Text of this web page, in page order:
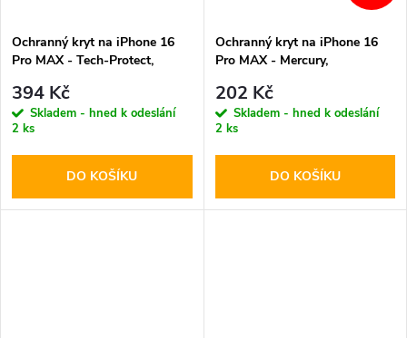
Ochranný kryt na iPhone 16
Pro MAX - Tech-Protect,
394 Kč
Skladem - hned k odeslání
2 ks
DO KOŠÍKU
Ochranný kryt na iPhone 16
Pro MAX - Mercury,
202 Kč
Skladem - hned k odeslání
2 ks
DO KOŠÍKU